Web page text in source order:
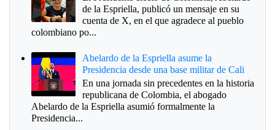
de la Espriella, publicó un mensaje en su
cuenta de X, en el que agradece al pueblo
colombiano po...
Abelardo de la Espriella asume la
Presidencia desde una base militar de Cali
En una jornada sin precedentes en la historia
republicana de Colombia, el abogado
Abelardo de la Espriella asumió formalmente la
Presidencia...